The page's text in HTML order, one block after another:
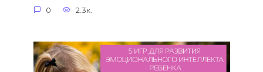
0 2.3к.